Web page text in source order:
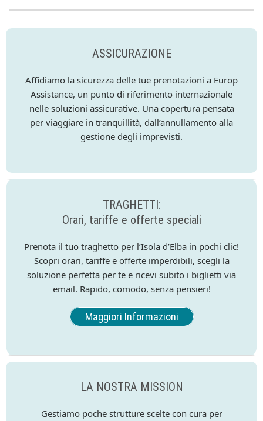
ASSICURAZIONE
Affidiamo la sicurezza delle tue prenotazioni a Europ
Assistance, un punto di riferimento internazionale
nelle soluzioni assicurative. Una copertura pensata
per viaggiare in tranquillità, dall’annullamento alla
gestione degli imprevisti.
TRAGHETTI:
Orari, tariffe e offerte speciali
Prenota il tuo traghetto per l’Isola d’Elba in pochi clic!
Scopri orari, tariffe e offerte imperdibili, scegli la
soluzione perfetta per te e ricevi subito i biglietti via
email. Rapido, comodo, senza pensieri!
Maggiori Informazioni
LA NOSTRA MISSION
Gestiamo poche strutture scelte con cura per